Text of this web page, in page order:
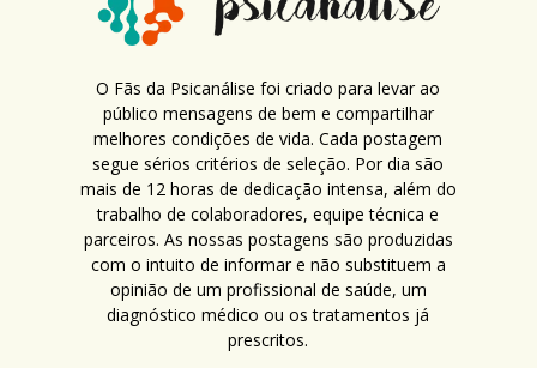
O Fãs da Psicanálise foi criado para levar ao
público mensagens de bem e compartilhar
melhores condições de vida. Cada postagem
segue sérios critérios de seleção. Por dia são
mais de 12 horas de dedicação intensa, além do
trabalho de colaboradores, equipe técnica e
parceiros. As nossas postagens são produzidas
com o intuito de informar e não substituem a
opinião de um profissional de saúde, um
diagnóstico médico ou os tratamentos já
prescritos.